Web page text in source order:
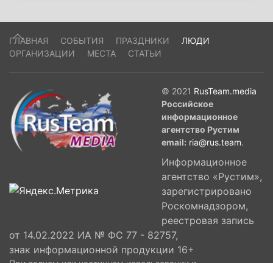
ГЛАВНАЯ СОБЫТИЯ ПРАЗДНИКИ
ЛЮДИ
ОРГАНИЗАЦИИ
МЕСТА СТАТЬИ
© 2021 RusTeam.media
Российское
информационное
агентство Рустим
email: ria@rus.team.
Информационное
агентство «Рустим»,
зарегистрировано
Роскомнадзором,
реестровая запись
от 14.02.2022 ИА № ФС 77 - 82757,
знак информационной продукции 16+